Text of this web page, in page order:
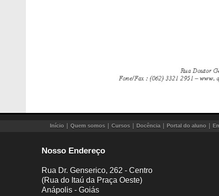
Início Quem somos Cursos Docência Portal do aluno
Nosso Endereço
Rua Dr. Genserico, 262 - Centro
(Rua do Itaú da Praça Oeste)
Anápolis - Goiás